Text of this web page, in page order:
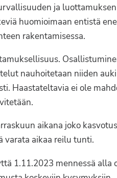
ja
huomioimaan entistä
rakentamisessa.
nauhoitetaan niiden
Haastateltavia ei ole
aikana joko
varata aikaa reilu tunti.
1.11.2023 mennessä alla